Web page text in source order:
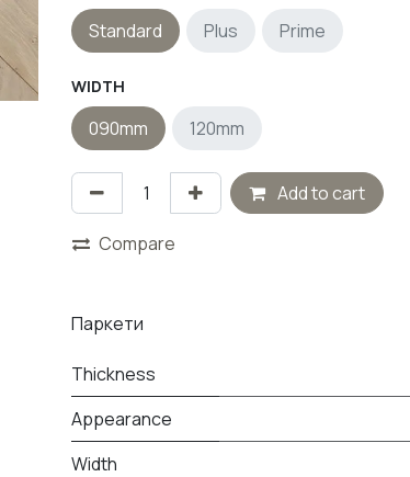
Standard Plus Prime
WIDTH
090mm 120mm
Add to cart
Compare
Паркети
Thickness
Appearance
Width